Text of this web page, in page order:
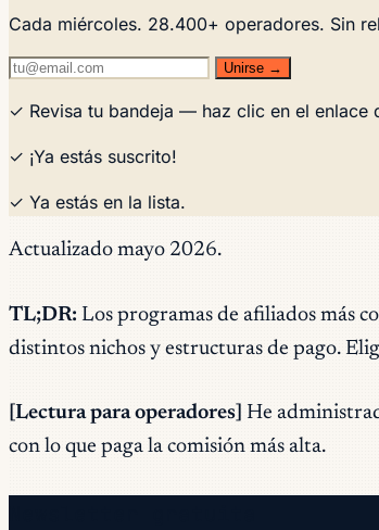
Cada miércoles. 28.400+ operadores. Sin
Unirse →
✓ Revisa tu bandeja — haz clic en el
✓ ¡Ya estás suscrito!
✓ Ya estás en la lista.
Actualizado mayo 2026.
TL;DR: Los programas de afiliados más
distintos nichos y estructuras de pago.
[Lectura para operadores] He
con lo que paga la comisión más alta.